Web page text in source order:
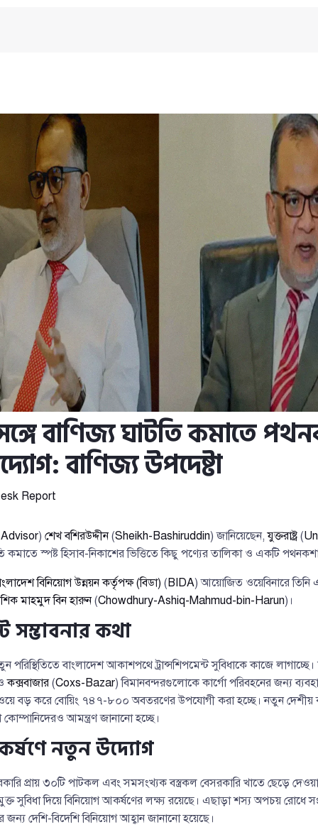
সঙ্গে বাণিজ্য ঘাটতি কমাতে
বাণিজ্য উপদেষ্টা
Report
) শেখ বশিরউদ্দীন(Sheikh-Bashiruddin) জানিয়েছেন,যুক্তরাষ্ট্র(
কমাতে স্পষ্ট হিসাব-নিকাশের ভিত্তিতে কিছু পণ্যের তালিকা ও একটি পথনকশা
বিনিয়োগ উন্নয়ন কর্তৃপক্ষ (বিডা) (BIDA) আয়োজিত ওয়েবিনারে তিনি
মাহমুদ বিন হারুন(Chowdhury-Ashiq-Mahmud-bin-Harun)।
সম্ভাবনার কথা
পরিস্থিতিতে বাংলাদেশ আকাশপথে ট্রান্সশিপমেন্ট সুবিধাকে কাজে
কক্সবাজার(Coxs-Bazar) বিমানবন্দরগুলোকে কার্গো পরিবহনের জন্য
বড় করে বোয়িং ৭৪৭-৮০০ অবতরণের উপযোগী করা হচ্ছে। নতুন দেশীয়
আমন্ত্রণ জানানো হচ্ছে।
নতুন উদ্যোগ
প্রায় ৩০টি পাটকল এবং সমসংখ্যক বস্ত্রকল বেসরকারি খাতে ছেড়ে
সুবিধা দিয়ে বিনিয়োগ আকর্ষণের লক্ষ্য রয়েছে। এছাড়া শস্য অপচয় রোধে
দেশি-বিদেশি বিনিয়োগ আহ্বান জানানো হয়েছে।